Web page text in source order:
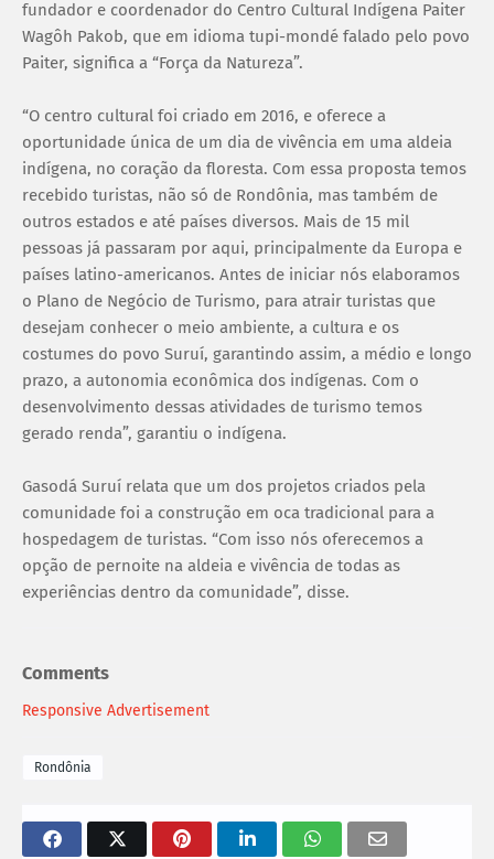
fundador e coordenador do Centro Cultural Indígena Paiter
Wagôh Pakob, que em idioma tupi-mondé falado pelo povo
Paiter, significa a “Força da Natureza”.
“O centro cultural foi criado em 2016, e oferece a
oportunidade única de um dia de vivência em uma aldeia
indígena, no coração da floresta. Com essa proposta temos
recebido turistas, não só de Rondônia, mas também de
outros estados e até países diversos. Mais de 15 mil
pessoas já passaram por aqui, principalmente da Europa e
países latino-americanos. Antes de iniciar nós elaboramos
o Plano de Negócio de Turismo, para atrair turistas que
desejam conhecer o meio ambiente, a cultura e os
costumes do povo Suruí, garantindo assim, a médio e longo
prazo, a autonomia econômica dos indígenas. Com o
desenvolvimento dessas atividades de turismo temos
gerado renda”, garantiu o indígena.
Gasodá Suruí relata que um dos projetos criados pela
comunidade foi a construção em oca tradicional para a
hospedagem de turistas. “Com isso nós oferecemos a
opção de pernoite na aldeia e vivência de todas as
experiências dentro da comunidade”, disse.
Comments
Responsive Advertisement
Rondônia